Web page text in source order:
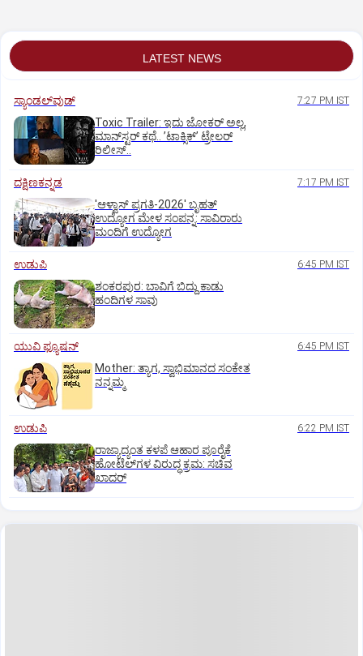
LATEST NEWS
ಸ್ಯಾಂಡಲ್‌ವುಡ್‌ 7:27 PM IST
Toxic Trailer: ಇದು ಜೋಕರ್‌ ಅಲ್ಲ,
ಮಾನ್‌ಸ್ಟರ್‌ ಕಥೆ.. ʼಟಾಕ್ಸಿಕ್‌ʼ ಟ್ರೇಲರ್‌
ರಿಲೀಸ್..
ದಕ್ಷಿಣಕನ್ನಡ 7:17 PM IST
'ಆಳ್ವಾಸ್‌ ಪ್ರಗತಿ-2026' ಬೃಹತ್
ಉದ್ಯೋಗ ಮೇಳ ಸಂಪನ್ನ: ಸಾವಿರಾರು
ಮಂದಿಗೆ ಉದ್ಯೋಗ
ಉಡುಪಿ 6:45 PM IST
ಶಂಕರಪುರ: ಬಾವಿಗೆ ಬಿದ್ದು ಕಾಡು
ಹಂದಿಗಳ ಸಾವು
ಯುವಿ ಫ್ಯೂಷನ್ 6:45 PM IST
Mother: ತ್ಯಾಗ, ಸ್ವಾಭಿಮಾನದ ಸಂಕೇತ
ನನ್ನಮ್ಮ
ಉಡುಪಿ 6:22 PM IST
ರಾಜ್ಯಾದ್ಯಂತ ಕಳಪೆ ಆಹಾರ ಪೂರೈಕೆ
ಹೋಟೆಲ್‌ಗಳ ವಿರುದ್ಧ ಕ್ರಮ: ಸಚಿವ
ಖಾದರ್